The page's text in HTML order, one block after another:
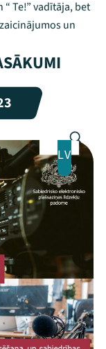
Te!” vadītāja, bet
un
LV